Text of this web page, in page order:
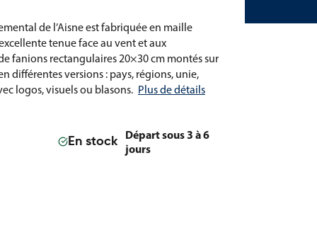
de l’Aisne est fabriquée en maille
tenue face au vent et aux
fanions rectangulaires 20×30 cm montés sur
différentes versions : pays, régions, unie,
logos, visuels ou blasons. Plus de détails
En stock
Départ sous 3 à 6
jours